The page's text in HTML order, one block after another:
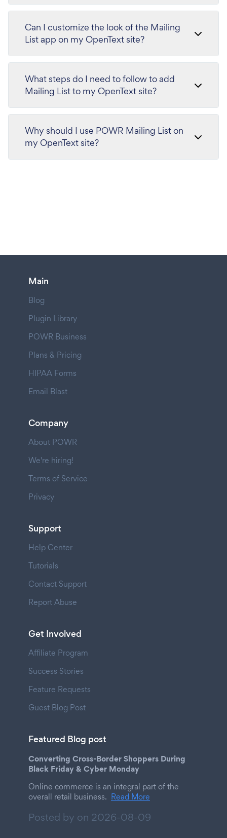
Can I customize the look of the Mailing
List app on my OpenText site?
What steps do I need to follow to add
Mailing List to my OpenText site?
Why should I use POWR Mailing List on
my OpenText site?
Main
Blog
Plugin Library
POWR Business
Plans & Pricing
HIPAA Forms
Email Blast
Company
About POWR
We're hiring!
Terms of Service
Privacy
Support
Help Center
Tutorials
Contact Support
Report Abuse
Get Involved
Affiliate Program
Success Stories
Feature Requests
Guest Blog Post
Featured Blog post
Converting Cross-Border Shoppers During
Black Friday & Cyber Monday
Online commerce is an integral part of the
overall retail business. Read More
Posted by on 2026-08-09